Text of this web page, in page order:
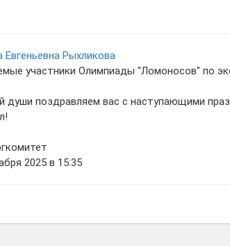
Евгеньевна Рыхликова
участники Олимпиады "Ломоносов" по
души поздравляем вас с наступающими
2025 в 15:35